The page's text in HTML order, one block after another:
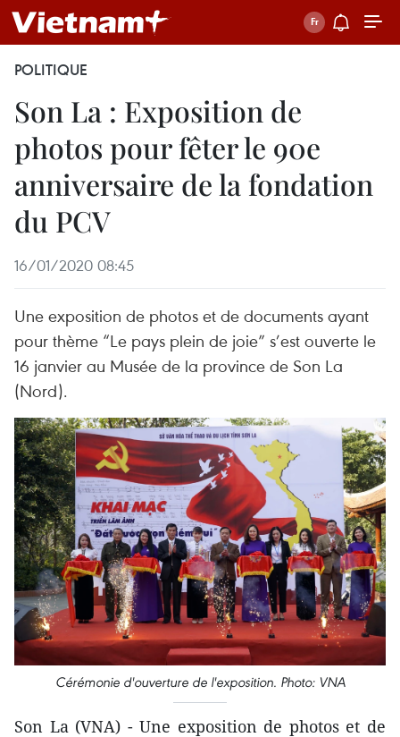
POLITIQUE
Son La : Exposition de
photos pour fêter le 90e
anniversaire de la fondation
du PCV
16/01/2020 08:45
Une exposition de photos et de documents ayant
pour thème “Le pays plein de joie” s’est ouverte le
16 janvier au Musée de la province de Son La
(Nord).
Cérémonie d'ouverture de l'exposition. Photo: VNA
Son La (VNA) - Une exposition de photos et de